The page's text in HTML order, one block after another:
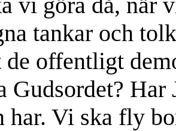
tankar och
de offentligt
Gudsordet? Har
har. Vi ska fly